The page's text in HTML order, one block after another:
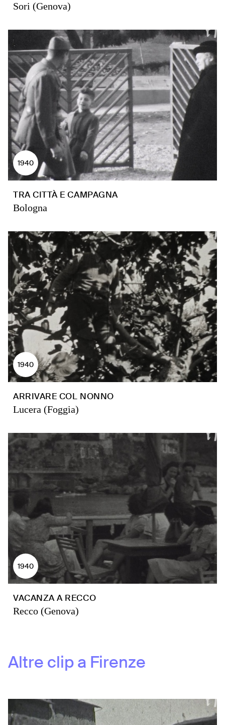
Sori (Genova)
1940
TRA CITTÀ E CAMPAGNA
Bologna
1940
ARRIVARE COL NONNO
Lucera (Foggia)
1940
VACANZA A RECCO
Recco (Genova)
Altre clip a Firenze